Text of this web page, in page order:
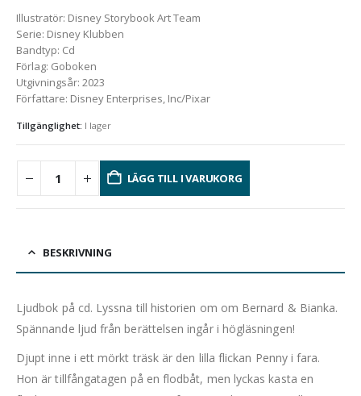
Illustratör: Disney Storybook Art Team
Serie: Disney Klubben
Bandtyp: Cd
Förlag: Goboken
Utgivningsår: 2023
Författare: Disney Enterprises, Inc/Pixar
Tillgänglighet: I lager
LÄGG TILL I VARUKORG
BESKRIVNING
Ljudbok på cd. Lyssna till historien om om Bernard & Bianka.
Spännande ljud från berättelsen ingår i högläsningen!
Djupt inne i ett mörkt träsk är den lilla flickan Penny i fara.
Hon är tillfångatagen på en flodbåt, men lyckas kasta en